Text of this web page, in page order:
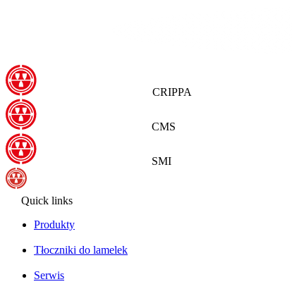
CRIPPA
CMS
SMI
Quick links
Produkty
Tłoczniki do lamelek
Serwis